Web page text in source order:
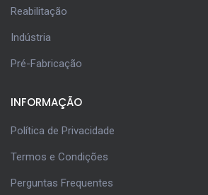
Reabilitação
Indústria
Pré-Fabricação
INFORMAÇÃO
Política de Privacidade
Termos e Condições
Perguntas Frequentes